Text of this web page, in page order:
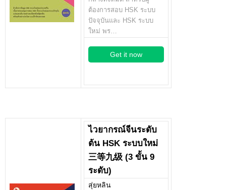
ต้องการสอบ HSK ระบบ
ปัจจุบันและ HSK ระบบ
ใหม่ พร…
Get it now
ไวยากรณ์จีนระดับ
ต้น HSK ระบบใหม่
三等九级 (3 ขั้น 9
ระดับ)
สุ่ยหลิน